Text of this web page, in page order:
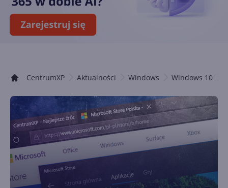
CentrumXP Aktualności Windows Windows 10